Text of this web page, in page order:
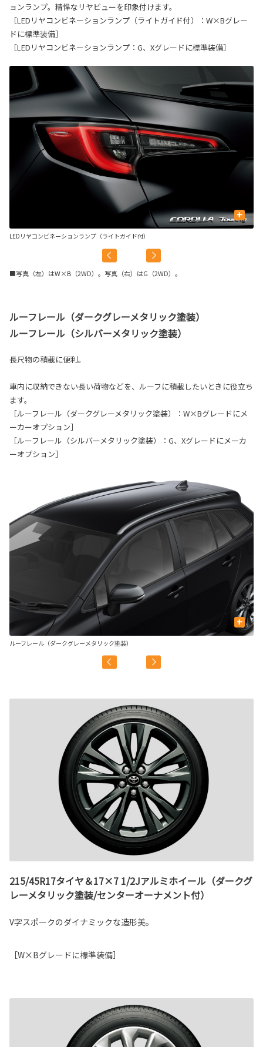
ョンランプ。精悍なリヤビューを印象付けます。
［LEDリヤコンビネーションランプ（ライトガイド付）：W×Bグレー
ドに標準装備］
［LEDリヤコンビネーションランプ：G、Xグレードに標準装備］
+
LEDリヤコンビネーションランプ（ライトガイド付）
■写真（左）はW×B（2WD）。写真（右）はG（2WD）。
ルーフレール（ダークグレーメタリック塗装）
ルーフレール（シルバーメタリック塗装）
長尺物の積載に便利。
車内に収納できない長い荷物などを、ルーフに積載したいときに役立ち
ます。
［ルーフレール（ダークグレーメタリック塗装）：W×Bグレードにメ
ーカーオプション］
［ルーフレール（シルバーメタリック塗装）：G、Xグレードにメーカ
ーオプション］
+
ルーフレール（ダークグレーメタリック塗装）
215/45R17タイヤ＆17×7 1/2Jアルミホイール（ダークグ
レーメタリック塗装/センターオーナメント付）
V字スポークのダイナミックな造形美。
［W×Bグレードに標準装備］